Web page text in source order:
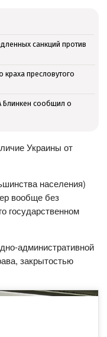
санкций против
краха пресловутого
Блинкен сообщил о
Украины от
населения)
вообще без
государственном
административной
закрытостью